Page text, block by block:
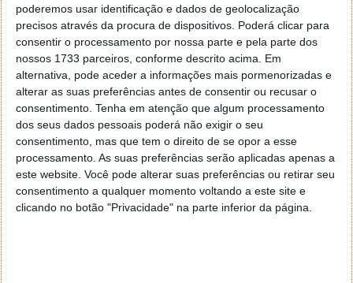
poderemos usar identificação e dados de geolocalização
precisos através da procura de dispositivos. Poderá clicar para
consentir o processamento por nossa parte e pela parte dos
nossos 1733 parceiros, conforme descrito acima. Em
alternativa, pode aceder a informações mais pormenorizadas e
alterar as suas preferências antes de consentir ou recusar o
consentimento. Tenha em atenção que algum processamento
dos seus dados pessoais poderá não exigir o seu
consentimento, mas que tem o direito de se opor a esse
processamento. As suas preferências serão aplicadas apenas a
este website. Você pode alterar suas preferências ou retirar seu
consentimento a qualquer momento voltando a este site e
clicando no botão "Privacidade" na parte inferior da página.
Este artigo tem mais de um ano
Acompanhe o Pplware no Google Notícias
Proponha uma correção, faça uma sugestão
Autor:Maria Inês Coelho